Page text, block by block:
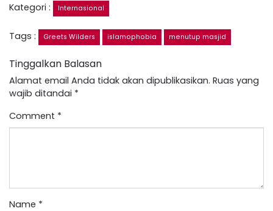
Kategori : Internasional
Tags : Greets Wilders islamophobia menutup masjid
Tinggalkan Balasan
Alamat email Anda tidak akan dipublikasikan. Ruas yang
wajib ditandai *
Comment *
Name *